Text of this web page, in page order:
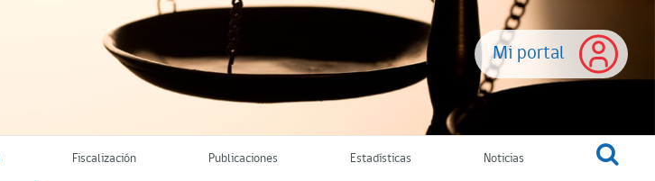
Mi portal
Fiscalización Publicaciones Estadísticas Noticias